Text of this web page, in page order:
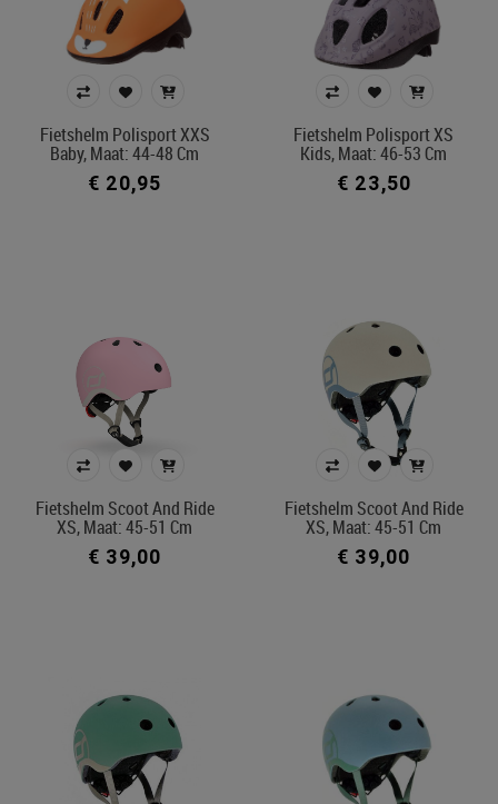
Fietshelm Polisport XXS
Baby, Maat: 44-48 Cm
€ 20,95
Fietshelm Polisport XS
Kids, Maat: 46-53 Cm
€ 23,50
Fietshelm Scoot And Ride
XS, Maat: 45-51 Cm
€ 39,00
Fietshelm Scoot And Ride
XS, Maat: 45-51 Cm
€ 39,00